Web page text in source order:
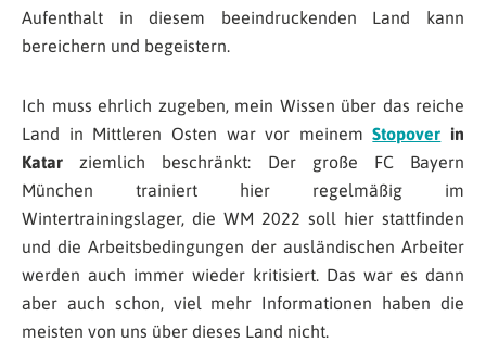
Aufenthalt in diesem beeindruckenden Land kann
bereichern und begeistern.
Ich muss ehrlich zugeben, mein Wissen über das reiche
Land in Mittleren Osten war vor meinemStopover in
Katar ziemlich beschränkt: Der große FC Bayern
München trainiert hier regelmäßig im
Wintertrainingslager, die WM 2022 soll hier stattfinden
und die Arbeitsbedingungen der ausländischen Arbeiter
werden auch immer wieder kritisiert. Das war es dann
aber auch schon, viel mehr Informationen haben die
meisten von uns über dieses Land nicht.